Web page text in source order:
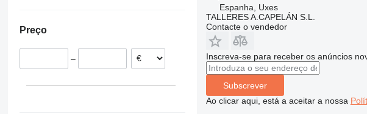
Preço
–
Espanha, Uxes
TALLERES A.CAPELÁN S.L.
Contacte o vendedor
Inscreva-se para receber os anúncios
Subscrever
Ao clicar aqui, está a aceitar a nossa